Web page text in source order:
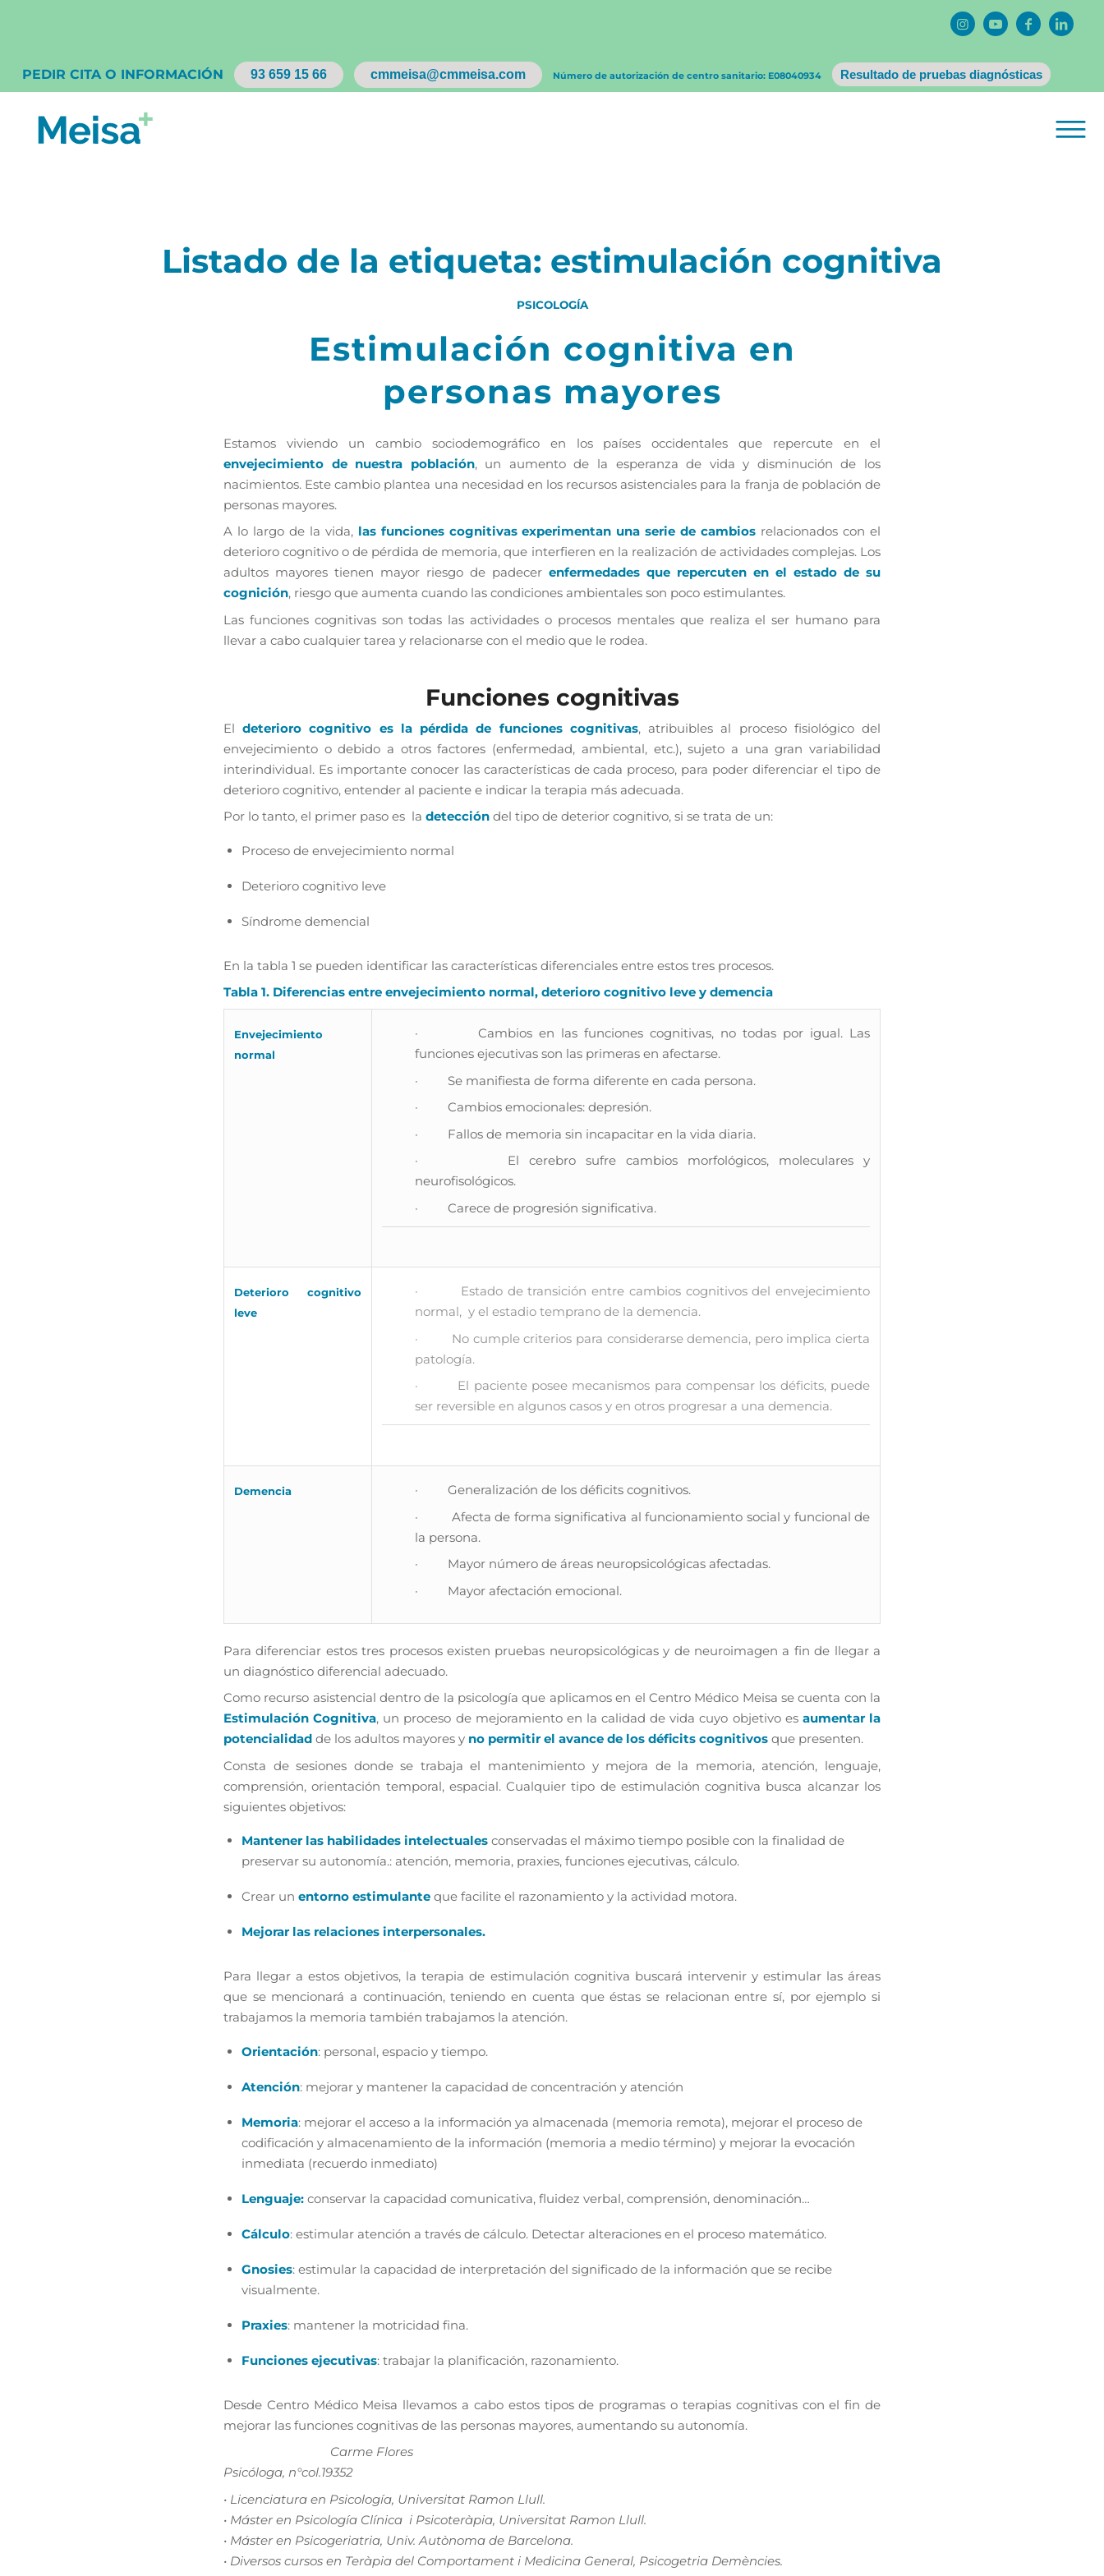
PEDIR CITA O INFORMACIÓN 93 659 15 66 cmmeisa@cmmeisa.com Número de autorización de centro sanitario: E08040934 Resultado de pruebas diagnósticas
Listado de la etiqueta: estimulación cognitiva
PSICOLOGÍA
Estimulación cognitiva en
personas mayores
Estamos viviendo un cambio sociodemográfico en los países occidentales que repercute en el
envejecimiento de nuestra población, un aumento de la esperanza de vida y disminución de los
nacimientos. Este cambio plantea una necesidad en los recursos asistenciales para la franja de población de
personas mayores.
A lo largo de la vida, las funciones cognitivas experimentan una serie de cambios relacionados con el
deterioro cognitivo o de pérdida de memoria, que interfieren en la realización de actividades complejas. Los
adultos mayores tienen mayor riesgo de padecer enfermedades que repercuten en el estado de su
cognición, riesgo que aumenta cuando las condiciones ambientales son poco estimulantes.
Las funciones cognitivas son todas las actividades o procesos mentales que realiza el ser humano para
llevar a cabo cualquier tarea y relacionarse con el medio que le rodea.
Funciones cognitivas
Eldeterioro cognitivo es la pérdida de funciones cognitivas, atribuibles al proceso fisiológico del
envejecimiento o debido a otros factores (enfermedad, ambiental, etc.), sujeto a una gran variabilidad
interindividual. Es importante conocer las características de cada proceso, para poder diferenciar el tipo de
deterioro cognitivo, entender al paciente e indicar la terapia más adecuada.
Por lo tanto, el primer paso es la detección del tipo de deterior cognitivo, si se trata de un:
Proceso de envejecimiento normal
Deterioro cognitivo leve
Síndrome demencial
En la tabla 1 se pueden identificar las características diferenciales entre estos tres procesos.
Tabla 1. Diferencias entre envejecimiento normal, deterioro cognitivo leve y demencia
Envejecimiento
normal
· Cambios en las funciones cognitivas, no todas por igual. Las
funciones ejecutivas son las primeras en afectarse.
· Se manifiesta de forma diferente en cada persona.
· Cambios emocionales: depresión.
· Fallos de memoria sin incapacitar en la vida diaria.
· El cerebro sufre cambios morfológicos, moleculares y
neurofisológicos.
· Carece de progresión significativa.
Deterioro cognitivo
leve
· Estado de transición entre cambios cognitivos del envejecimiento
normal, y el estadio temprano de la demencia.
· No cumple criterios para considerarse demencia, pero implica cierta
patología.
· El paciente posee mecanismos para compensar los déficits, puede
ser reversible en algunos casos y en otros progresar a una demencia.
Demencia
· Generalización de los déficits cognitivos.
· Afecta de forma significativa al funcionamiento social y funcional de
la persona.
· Mayor número de áreas neuropsicológicas afectadas.
· Mayor afectación emocional.
Para diferenciar estos tres procesos existen pruebas neuropsicológicas y de neuroimagen a fin de llegar a
un diagnóstico diferencial adecuado.
Como recurso asistencial dentro de la psicología que aplicamos en el Centro Médico Meisa se cuenta con la
Estimulación Cognitiva, un proceso de mejoramiento en la calidad de vida cuyo objetivo es aumentar la
potencialidad de los adultos mayores y no permitir el avance de los déficits cognitivos que presenten.
Consta de sesiones donde se trabaja el mantenimiento y mejora de la memoria, atención, lenguaje,
comprensión, orientación temporal, espacial. Cualquier tipo de estimulación cognitiva busca alcanzar los
siguientes objetivos:
Mantener las habilidades intelectuales conservadas el máximo tiempo posible con la finalidad de
preservar su autonomía.: atención, memoria, praxies, funciones ejecutivas, cálculo.
Crear un entorno estimulante que facilite el razonamiento y la actividad motora.
Mejorar las relaciones interpersonales.
Para llegar a estos objetivos, la terapia de estimulación cognitiva buscará intervenir y estimular las áreas
que se mencionará a continuación, teniendo en cuenta que éstas se relacionan entre sí, por ejemplo si
trabajamos la memoria también trabajamos la atención.
Orientación: personal, espacio y tiempo.
Atención: mejorar y mantener la capacidad de concentración y atención
Memoria: mejorar el acceso a la información ya almacenada (memoria remota), mejorar el proceso de
codificación y almacenamiento de la información (memoria a medio término) y mejorar la evocación
inmediata (recuerdo inmediato)
Lenguaje: conservar la capacidad comunicativa, fluidez verbal, comprensión, denominación…
Cálculo: estimular atención a través de cálculo. Detectar alteraciones en el proceso matemático.
Gnosies: estimular la capacidad de interpretación del significado de la información que se recibe
visualmente.
Praxies: mantener la motricidad fina.
Funciones ejecutivas: trabajar la planificación, razonamiento.
Desde Centro Médico Meisa llevamos a cabo estos tipos de programas o terapias cognitivas con el fin de
mejorar las funciones cognitivas de las personas mayores, aumentando su autonomía.
Carme Flores
Psicóloga, n°col.19352
• Licenciatura en Psicología, Universitat Ramon Llull.
• Máster en Psicología Clínica i Psicoteràpia, Universitat Ramon Llull.
• Máster en Psicogeriatria, Univ. Autònoma de Barcelona.
• Diversos cursos en Teràpia del Comportament i Medicina General, Psicogetria Demències.